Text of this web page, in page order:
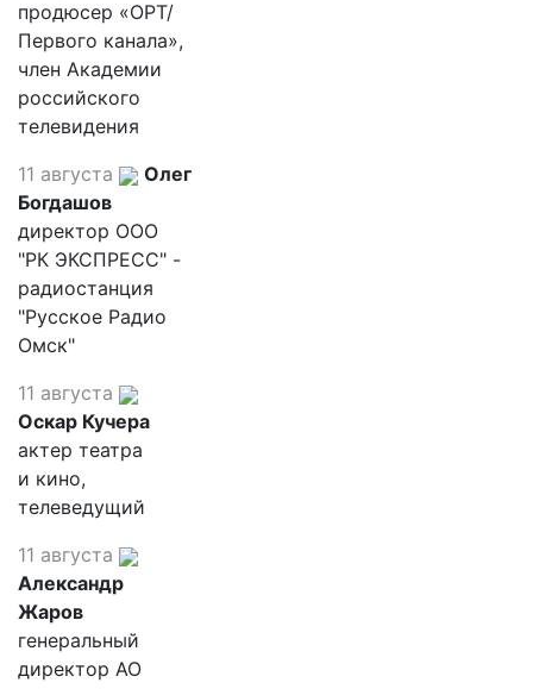
продюсер «ОРТ/
Первого канала»,
член Академии
российского
телевидения
11 августа
Олег
Богдашов
директор ООО
"РК ЭКСПРЕСС" -
радиостанция
"Русское Радио
Омск"
11 августа
Оскар Кучера
актер театра
и кино,
телеведущий
11 августа
Александр
Жаров
генеральный
директор АО